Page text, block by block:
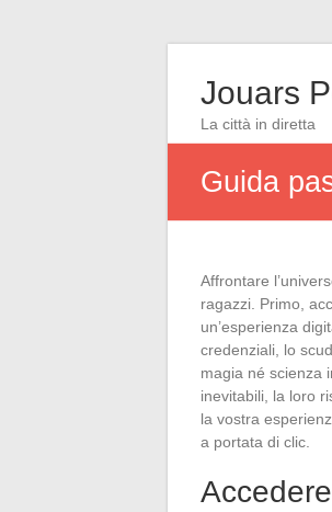
Jouars
La città in diretta
Guida
Affrontare
ragazzi. Primo,
un’esperienza
credenziali, lo
magia né scienza
inevitabili, la loro
la vostra
a portata di clic.